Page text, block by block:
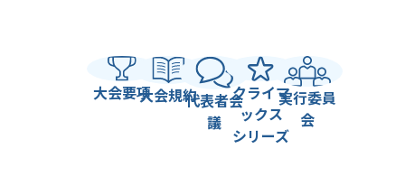
大会要項大会規約代表者会
議
クライマ
ックス
シリーズ
実行委員
会